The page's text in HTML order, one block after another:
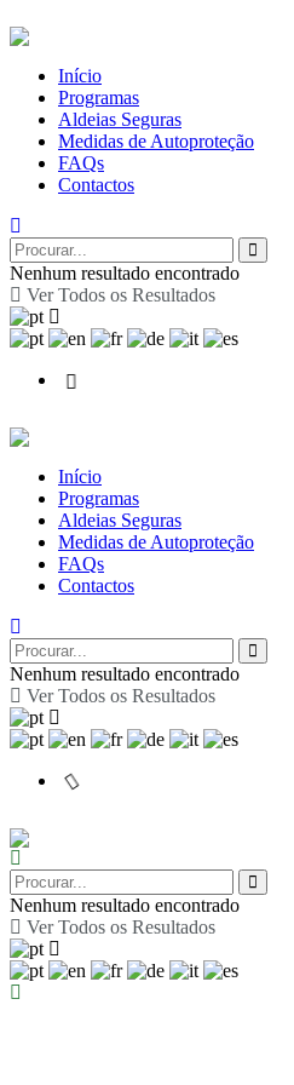
Início
Programas
Aldeias Seguras
Medidas de Autoproteção
FAQs
Contactos
Nenhum resultado encontrado
Ver Todos os Resultados
Início
Programas
Aldeias Seguras
Medidas de Autoproteção
FAQs
Contactos
Nenhum resultado encontrado
Ver Todos os Resultados
Nenhum resultado encontrado
Ver Todos os Resultados